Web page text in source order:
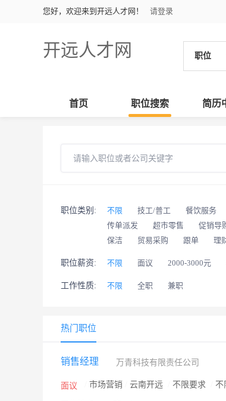
您好，欢迎来到开远人才网！ 请登录
开远人才网 职位
首页 职位搜索 简历
职位类别: 不限 技工/普工 餐饮服务
传单派发
超市零售 促销导
保洁
贸易采购 跟单 理
职位薪资: 不限 面议 2000-3000元
工作性质: 不限 全职 兼职
热门职位
销售经理 万青科技有限责任公司
面议 市场营销 云南开远 不限要求 不